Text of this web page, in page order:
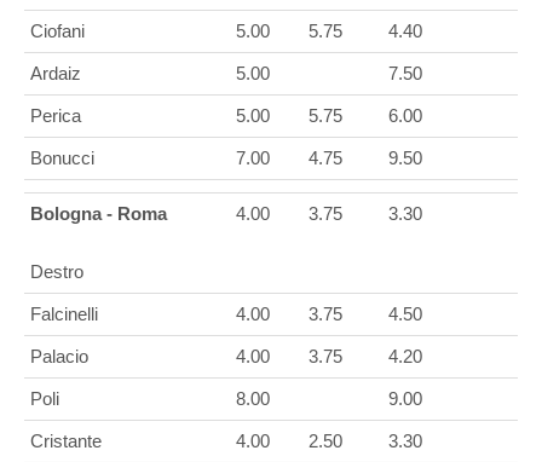
Ciofani 5.00 5.75 4.40
Ardaiz 5.00 7.50
Perica 5.00 5.75 6.00
Bonucci 7.00 4.75 9.50
Bologna - Roma
Destro
4.00 3.75 3.30
Falcinelli 4.00 3.75 4.50
Palacio 4.00 3.75 4.20
Poli 8.00 9.00
Cristante 4.00 2.50 3.30